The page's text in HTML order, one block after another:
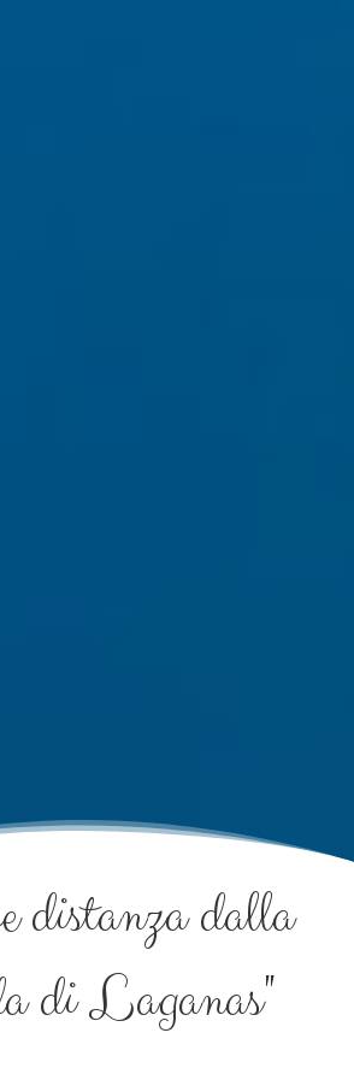
distanza dalla
di Laganas"